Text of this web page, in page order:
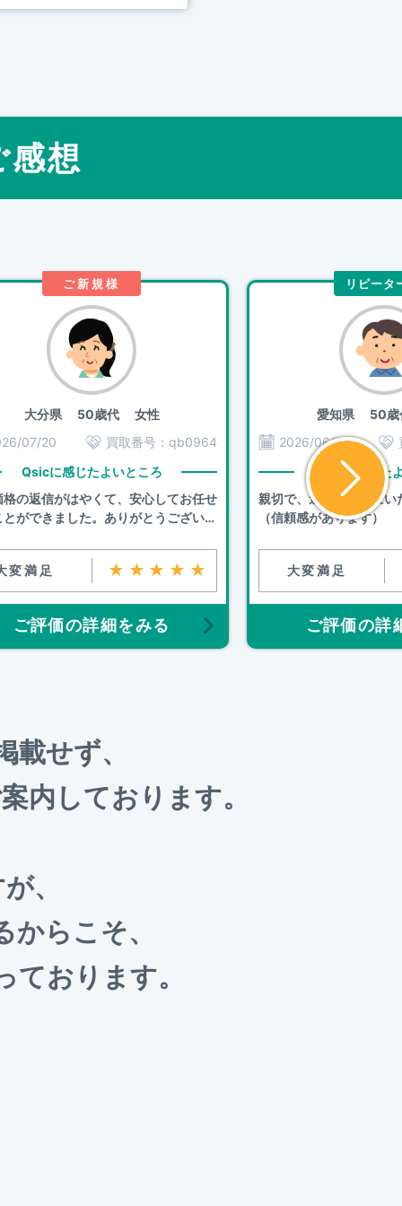
感想
ご新規様
大分県50歳代 女性
07/20
買取番号： qb0964
Qsicに感じたよいところ
格の返信がはやくて、安心してお任せ
とができました。ありがとうございま
変満足 ★★★★★
ご評価の詳細をみる
リピータ
愛知県50歳
2026/06/30
Qsicに感じた
親切で、連絡も早くにい
（信頼感があります）
大変満足
ご評価の詳
せず、
内しております。
、
らこそ、
おります。